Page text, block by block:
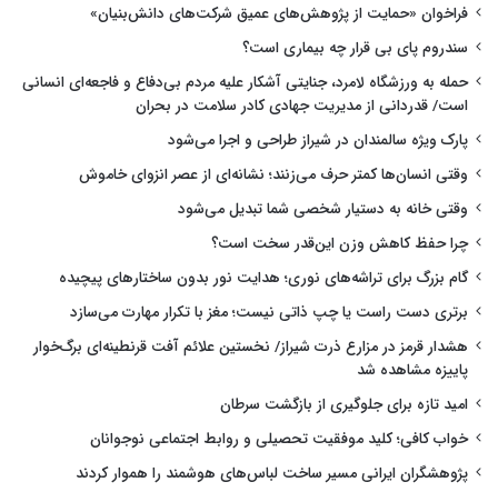
فراخوان «حمایت از پژوهش‌های عمیق شرکت‌های دانش‌بنیان»
سندروم پای بی قرار چه بیماری است؟
حمله به ورزشگاه لامرد، جنایتی آشکار علیه مردم بی‌دفاع و فاجعه‌ای انسانی
است/ قدردانی از مدیریت جهادی کادر سلامت در بحران
پارک ویژه سالمندان در شیراز طراحی و اجرا می‌شود
وقتی انسان‌ها کمتر حرف می‌زنند؛ نشانه‌ای از عصر انزوای خاموش
وقتی خانه به دستیار شخصی شما تبدیل می‌شود
چرا حفظ کاهش وزن این‌قدر سخت است؟
گام بزرگ برای تراشه‌های نوری؛ هدایت نور بدون ساختارهای پیچیده
برتری دست راست یا چپ ذاتی نیست؛ مغز با تکرار مهارت می‌سازد
هشدار قرمز در مزارع ذرت شیراز/ نخستین علائم آفت قرنطینه‌ای برگ‌خوار
پاییزه مشاهده شد
امید تازه برای جلوگیری از بازگشت سرطان
خواب کافی؛ کلید موفقیت تحصیلی و روابط اجتماعی نوجوانان
پژوهشگران ایرانی مسیر ساخت لباس‌های هوشمند را هموار کردند